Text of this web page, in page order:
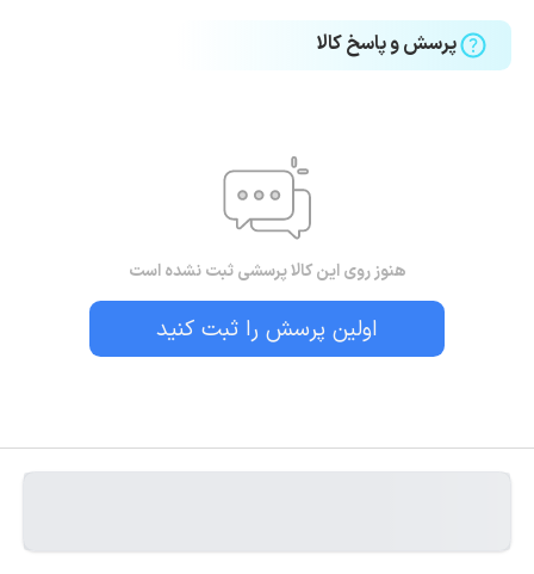
پرسش و پاسخ کالا
هنوز روی این کالا پرسشی ثبت نشده است
اولین پرسش را ثبت کنید